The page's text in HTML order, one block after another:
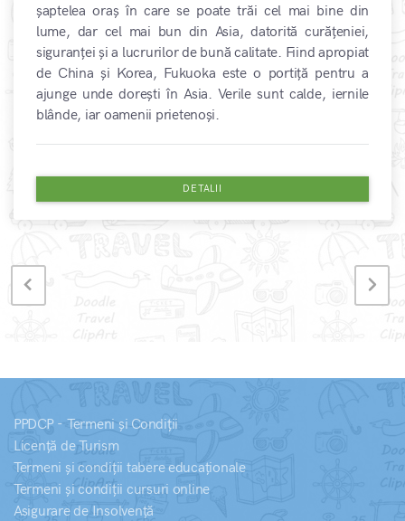
șaptelea oraș în care se poate trăi cel mai bine din
lume, dar cel mai bun din Asia, datorită curățeniei,
siguranței și a lucrurilor de bună calitate. Fiind apropiat
de China și Korea, Fukuoka este o portiță pentru a
ajunge unde dorești în Asia. Verile sunt calde, iernile
blânde, iar oamenii prietenoși.
DETALII
PPDCP - Termeni și Condiții
Licență de Turism
Termeni și condiții tabere educaționale
Termeni și condiții cursuri online
Asigurare de Insolvență